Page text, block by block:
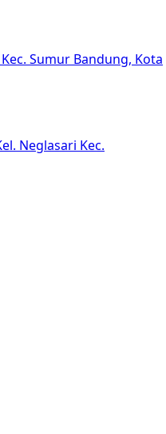
Sumur Bandung, Kota
Neglasari Kec.